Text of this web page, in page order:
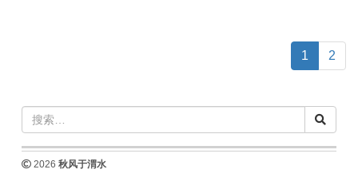
1 (current)
2
2026 秋风于渭水